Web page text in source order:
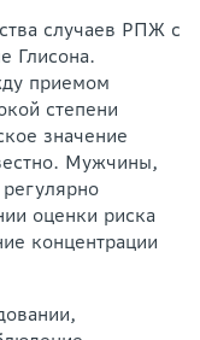
случаев РПЖ с
Глисона.
приемом
степени
значение
Мужчины,
оценки риска
концентрации